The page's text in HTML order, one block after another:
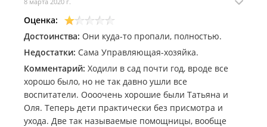
Оценка:
Достоинства: Они куда-то пропали, полностью.
Недостатки: Сама Управляющая-хозяйка.
Комментарий: Ходили в сад почти год, вроде все
хорошо было, но не так давно ушли все
воспитатели. Оооочень хорошие были Татьяна и
Оля. Теперь дети практически без присмотра и
ухода. Две так называемые помощницы, вообще